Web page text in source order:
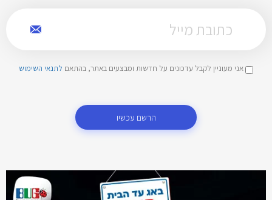
אני מעוניין לקבל עדכונים על חדשות ומבצעים באתר, בהתאם לתנאי השימוש
הרשם עכשיו